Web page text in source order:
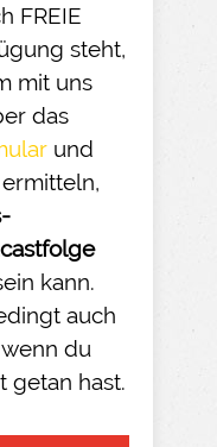
FREIE
steht,
mit uns
das
und
kann.
auch
du
getan hast.